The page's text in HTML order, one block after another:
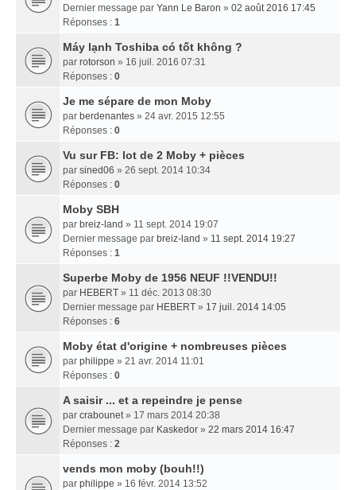
Dernier message par Yann Le Baron » 02 août 2016 17:45
Réponses : 1
Máy lạnh Toshiba có tốt không ?
par rotorson » 16 juil. 2016 07:31
Réponses : 0
Je me sépare de mon Moby
par berdenantes » 24 avr. 2015 12:55
Réponses : 0
Vu sur FB: lot de 2 Moby + pièces
par sined06 » 26 sept. 2014 10:34
Réponses : 0
Moby SBH
par breiz-land » 11 sept. 2014 19:07
Dernier message par breiz-land » 11 sept. 2014 19:27
Réponses : 1
Superbe Moby de 1956 NEUF !!VENDU!!
par HEBERT » 11 déc. 2013 08:30
Dernier message par HEBERT » 17 juil. 2014 14:05
Réponses : 6
Moby état d'origine + nombreuses pièces
par philippe » 21 avr. 2014 11:01
Réponses : 0
A saisir ... et a repeindre je pense
par crabounet» 17 mars 2014 20:38
Dernier message par Kaskedor » 22 mars 2014 16:47
Réponses : 2
vends mon moby (bouh!!)
par philippe » 16 févr. 2014 13:52